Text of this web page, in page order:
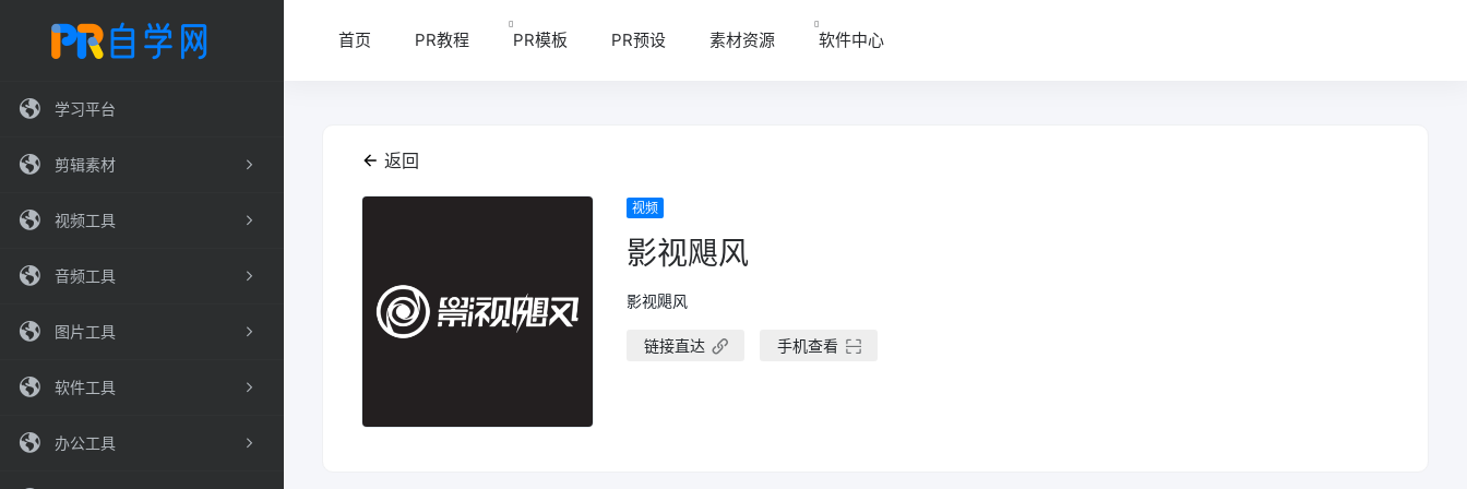
学习平台
剪辑素材
视频工具
音频工具
图片工具
软件工具
办公工具
首页 PR教程 PR模板 PR预设 素材资源 软件中心
返回
视频
影视飓风
影视飓风
链接直达 手机查看